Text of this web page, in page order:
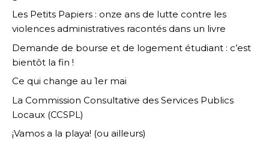
Les Petits Papiers : onze ans de lutte contre les
violences administratives racontés dans un livre
Demande de bourse et de logement étudiant : c’est
bientôt la fin !
Ce qui change au 1er mai
La Commission Consultative des Services Publics
Locaux (CCSPL)
¡Vamos a la playa! (ou ailleurs)